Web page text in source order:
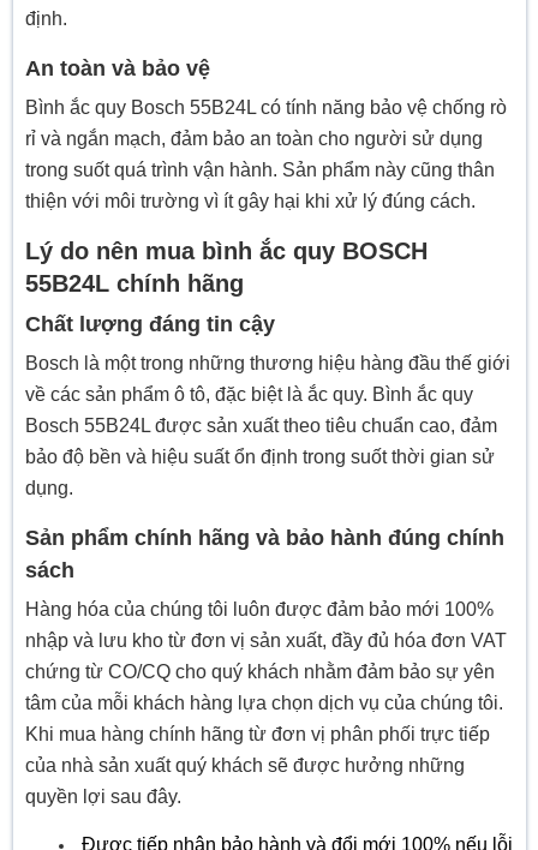
định.
An toàn và bảo vệ
Bình ắc quy Bosch 55B24L có tính năng bảo vệ chống rò
rỉ và ngắn mạch, đảm bảo an toàn cho người sử dụng
trong suốt quá trình vận hành. Sản phẩm này cũng thân
thiện với môi trường vì ít gây hại khi xử lý đúng cách.
Lý do nên mua bình ắc quy BOSCH
55B24L chính hãng
Chất lượng đáng tin cậy
Bosch là một trong những thương hiệu hàng đầu thế giới
về các sản phẩm ô tô, đặc biệt là ắc quy. Bình ắc quy
Bosch 55B24L được sản xuất theo tiêu chuẩn cao, đảm
bảo độ bền và hiệu suất ổn định trong suốt thời gian sử
dụng.
Sản phẩm chính hãng và bảo hành đúng chính
sách
Hàng hóa của chúng tôi luôn được đảm bảo mới 100%
nhập và lưu kho từ đơn vị sản xuất, đầy đủ hóa đơn VAT
chứng từ CO/CQ cho quý khách nhằm đảm bảo sự yên
tâm của mỗi khách hàng lựa chọn dịch vụ của chúng tôi.
Khi mua hàng chính hãng từ đơn vị phân phối trực tiếp
của nhà sản xuất quý khách sẽ được hưởng những
quyền lợi sau đây.
Được tiếp nhận bảo hành và đổi mới 100% nếu lỗi